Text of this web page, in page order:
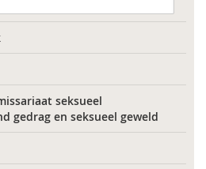
seksueel
gedrag en seksueel geweld